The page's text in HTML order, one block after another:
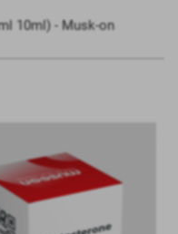
10ml) - Musk-on